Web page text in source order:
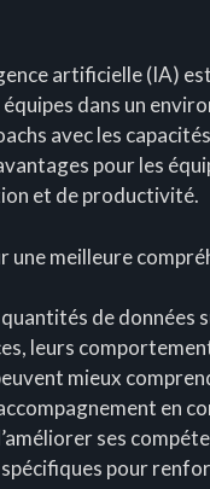
artificielle (IA)
dans un
avec les
pour les
et de productivité.
une meilleure
de données
leurs
mieux
en
ses
pour